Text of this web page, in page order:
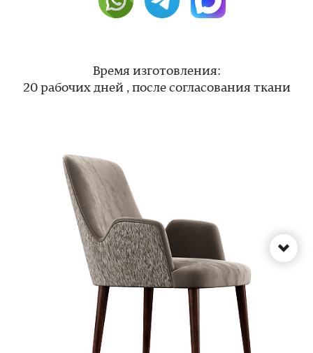
Время изготовления:
20 рабочих дней , после согласования ткани